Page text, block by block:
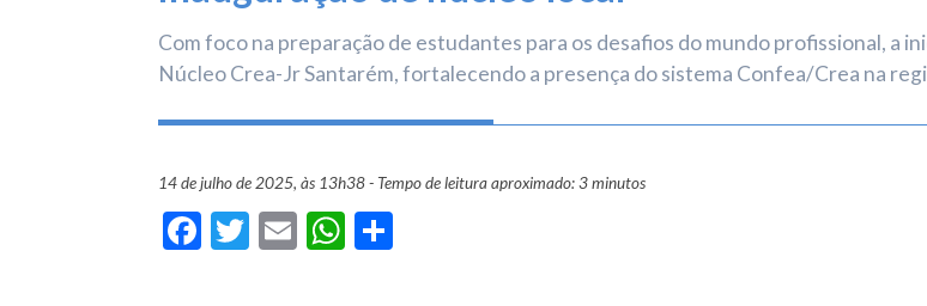
Com foco na preparação de estudantes para os desafios do mundo profissional, a
Núcleo Crea-Jr Santarém, fortalecendo a presença do sistema Confea/Crea na
14 de julho de 2025, às 13h38 - Tempo de leitura aproximado: 3 minutos
Facebook
Twitter
EmailWhatsApp